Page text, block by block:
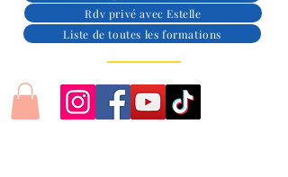
Rdv privé avec Estelle
Liste de toutes les formations